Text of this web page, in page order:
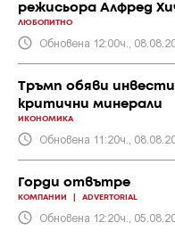
режисьора Алфред
ЛЮБОПИТНО
Обновена 12:00ч.,
Тръмп обяви
критични минерали
ИКОНОМИКА
Обновена 11:20ч.,
Горди отвътре
КОМПАНИИ ADVERTORIAL
Обновена 12:20ч.,